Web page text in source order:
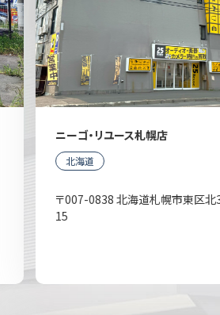
ニーゴ・リユース札幌店
北海道
〒007-0838 北海道札幌市東区
15